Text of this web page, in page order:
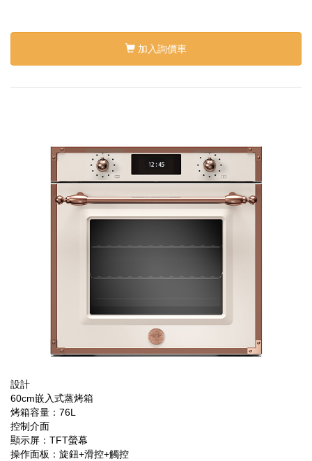
加入詢價車
設計
60cm嵌入式蒸烤箱
烤箱容量：76L
控制介面
顯示屏：TFT螢幕
操作面板：旋鈕+滑控+觸控